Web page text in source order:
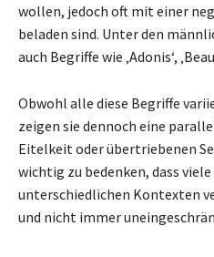
wollen, jedoch oft mit einer
beladen sind. Unter den
auch Begriffe wie ‚Adonis‘,
Obwohl alle diese Begriffe
zeigen sie dennoch eine
Eitelkeit oder übertriebenen
wichtig zu bedenken, dass
unterschiedlichen Kontexten
und nicht immer